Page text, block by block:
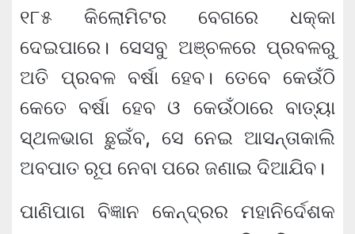
୧୮୫ କିଲୋମିଟର ବେଗରେ ଧକ୍କା
ଦେଇପାରେ। ସେସବୁ ଅଞ୍ଚଳରେ ପ୍ରବଳରୁ
ଅତି ପ୍ରବଳ ବର୍ଷା ହେବ। ତେବେ କେଉଁଠି
କେତେ ବର୍ଷା ହେବ ଓ କେଉଁଠାରେ ବାତ୍ୟା
ସ୍ଥଳଭାଗ ଛୁଇଁବ, ସେ ନେଇ ଆସନ୍ତାକାଲି
ଅବପାତ ରୂପ ନେବା ପରେ ଜଣାଇ ଦିଆଯିବ।
ପାଣିପାଗ ବିଜ୍ଞାନ କେନ୍ଦ୍ରର ମହାନିର୍ଦେଶକ